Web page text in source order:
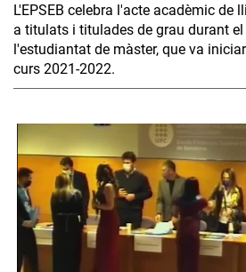
L'EPSEB celebra l'acte acadèmic de
a titulats i titulades de grau durant
l'estudiantat de màster, que va
curs 2021-2022.